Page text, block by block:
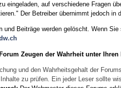
eingeladen, auf verschiedene Fragen
Der Betreiber übernimmt jedoch
und Beiträge werden gelöscht. Wenn
Zeugen der Wahrheit unter Ihren
und den Wahrheitsgehalt der
zu prüfen. Ein jeder Leser sollte